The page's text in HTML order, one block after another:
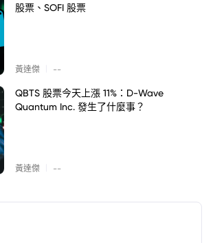
股票、SOFI 股票
黃達傑 --
QBTS 股票今天上漲 11%：D-Wave
Quantum Inc. 發生了什麼事？
黃達傑 --